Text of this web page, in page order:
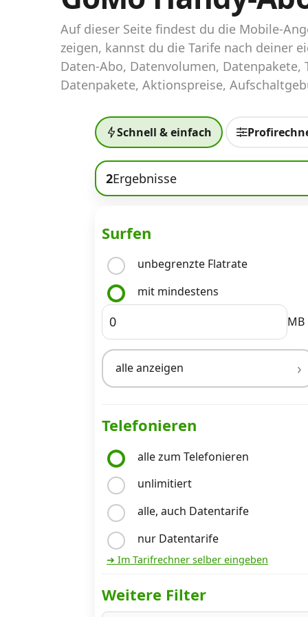
Abos für Tablets, Hotspots und Smart
Tarifrechner Handy-Abo
Der gute alte Tarifrechner im neuen Design
Alle Anbieter
Mobilfunknetz Schweiz
Handy-Abo-Aktionen
Handy-Abo kündigen oder wechseln
Alle Mobile-Vergleiche
Internet, TV, Telefon
Auf dieser Seite findest du die Mobile-
zeigen, kannst du die Tarife nach deiner
Daten-Abo, Datenvolumen,
Datenpakete, Aktionspreise,
Schnell & einfach
2Ergebnisse
Surfen
unbegrenzte Flatrate
mit mindestens
MB
alle anzeigen
Telefonieren
alle zum Telefonieren
unlimitiert
alle, auch Datentarife
nur Datentarife
➔ Im Tarifrechner selber eingeben
Weitere Filter